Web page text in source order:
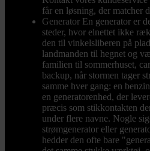
får en løsning, der matcher
Generator En generator er
steder, hvor elnettet ikke
den til vinkelsliberen på
landmanden til hegnet og
familien til sommerhuset,
backup, når stormen tager
samme hver gang: en
en generatorenhed, der
præcis som stikkontakten
under flere navne. Nogle
strømgenerator eller
hedder den ofte bare